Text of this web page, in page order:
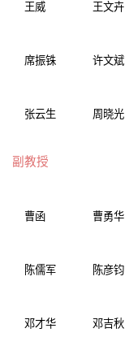
王威 王文卉
席振铢 许文斌
张云生 周晓光
副教授
曹函 曹勇华
陈儒军 陈彦钧
邓才华 邓吉秋